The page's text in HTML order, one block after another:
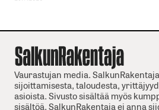
Vaurastujan media.
sijoittamisesta, taloudesta,
asioista. Sivusto sisältää myös
sisältöä. SalkunRakentaja ei anna